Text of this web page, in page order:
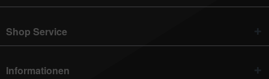
Shop Service
Informationen